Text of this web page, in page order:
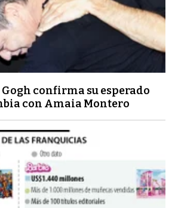
Gogh confirma su esperado
con Amaia Montero